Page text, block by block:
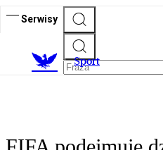
Serwisy
Sport